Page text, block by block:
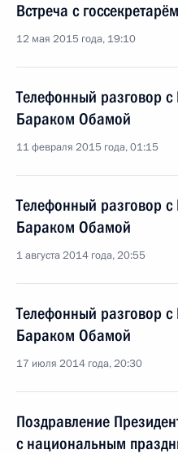
Встреча с
12 мая 2015 года, 19:10
Телефонный разговор
Бараком Обамой
11 февраля 2015 года, 01:15
Телефонный разговор
Бараком Обамой
1 августа 2014 года, 20:55
Телефонный разговор
Бараком Обамой
17 июля 2014 года, 20:30
Поздравление
с национальным